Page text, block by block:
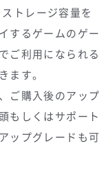
トレージ容量を
するゲームのゲー
ご利用になられる
ます。
ご購入後のアップ
もしくはサポート
ップグレードも可